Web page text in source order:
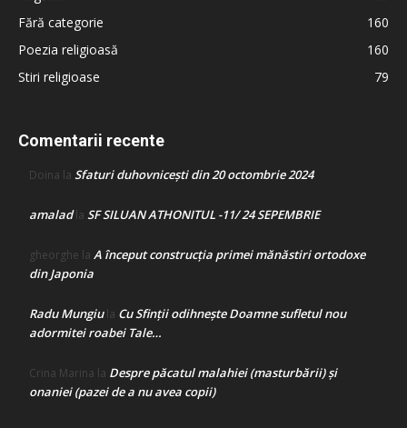
Fără categorie
160
Poezia religioasă
160
Stiri religioase
79
Comentarii recente
Doina la Sfaturi duhovnicești din 20 octombrie 2024
amaladla SF SILUAN ATHONITUL -11/ 24 SEPEMBRIE
gheorghe la A început construcţia primei mănăstiri ortodoxe
din Japonia
Radu Mungiula Cu Sfinții odihnește Doamne sufletul nou
adormitei roabei Tale…
Crina Marina la Despre păcatul malahiei (masturbării) şi
onaniei (pazei de a nu avea copii)